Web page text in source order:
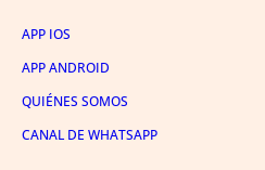
APP IOS
APP ANDROID
QUIÉNES SOMOS
CANAL DE WHATSAPP